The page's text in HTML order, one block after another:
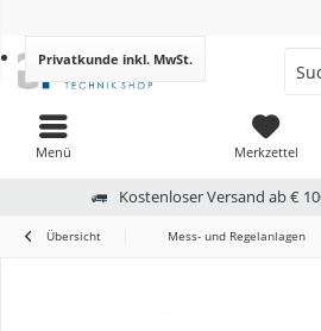
Menü Merkzettel
Privatkunde inkl. MwSt.
Kostenloser Versand ab €
Übersicht Mess- und Regelanlagen